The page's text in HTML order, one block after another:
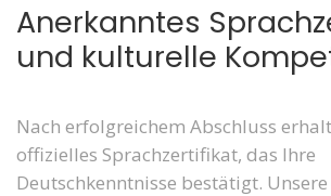
Anerkanntes
und kulturelle
Nach erfolgreichem Abschluss
offizielles Sprachzertifikat, das Ihre
Deutschkenntnisse bestätigt. Unsere